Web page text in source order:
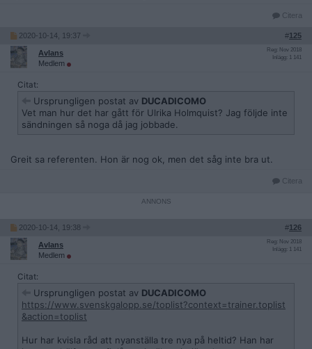
Citera
2020-10-14, 19:37 #125
Avlans
Medlem
Reg: Nov 2018
Inlägg: 1 141
Citat:
Ursprungligen postat av DUCADICOMO
Vet man hur det har gått för Ulrika Holmquist? Jag följde inte
sändningen så noga då jag jobbade.
Greit sa referenten. Hon är nog ok, men det såg inte bra ut.
Citera
2020-10-14, 19:38 #126
Avlans
Medlem
Reg: Nov 2018
Inlägg: 1 141
Citat:
Ursprungligen postat av DUCADICOMO
https://www.svenskgalopp.se/toplist?context=trainer.toplist
&action=toplist
Hur har kvisla råd att nyanställa tre nya på heltid? Han har